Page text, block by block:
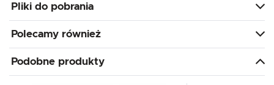
Pliki do pobrania
Polecamy również
Podobne produkty